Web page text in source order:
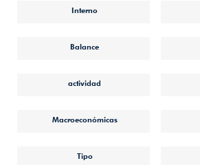
Interno
Balance
actividad
Macroeconómicas
Tipo